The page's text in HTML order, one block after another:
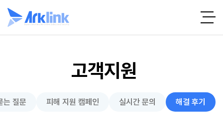
고객지원
는 질문 피해 지원 캠페인 실시간 문의 해결 후기